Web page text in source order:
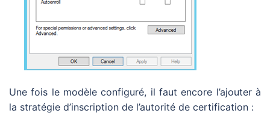
Une fois le modèle configuré, il faut encore l’ajouter à
la stratégie d’inscription de l’autorité de certification :